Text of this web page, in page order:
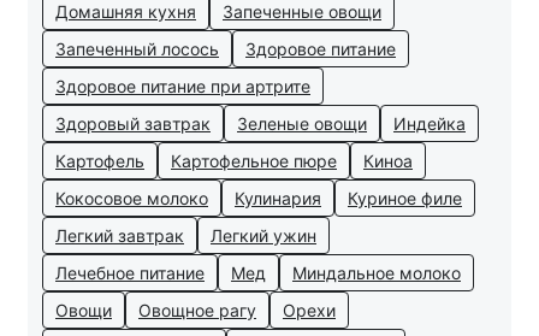
Домашняя кухня
Запеченные овощи
Запеченный лосось
Здоровое питание
Здоровое питание при артрите
Здоровый завтрак
Зеленые овощи
Индейка
Картофель
Картофельное пюре
Киноа
Кокосовое молоко
Кулинария
Куриное филе
Легкий завтрак
Легкий ужин
Лечебное питание
Мед
Миндальное молоко
Овощи
Овощное рагу
Орехи